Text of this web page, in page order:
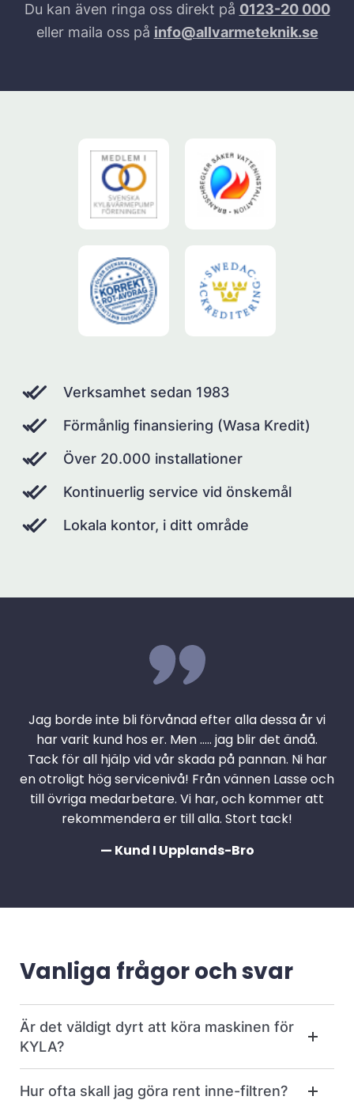
Du kan även ringa oss direkt på 0123-20 000
eller maila oss på info@allvarmeteknik.se
Verksamhet sedan 1983
Förmånlig finansiering (Wasa Kredit)
Över 20.000 installationer
Kontinuerlig service vid önskemål
Lokala kontor, i ditt område
Jag borde inte bli förvånad efter alla dessa år vi
har varit kund hos er. Men ….. jag blir det ändå.
Tack för all hjälp vid vår skada på pannan. Ni har
en otroligt hög servicenivå! Från vännen Lasse och
till övriga medarbetare. Vi har, och kommer att
rekommendera er till alla. Stort tack!
— Kund I Upplands-Bro
Vanliga frågor och svar
Är det väldigt dyrt att köra maskinen för
KYLA?
Hur ofta skall jag göra rent inne-filtren?